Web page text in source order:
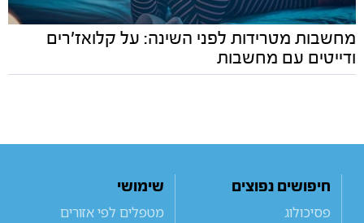
מחשבות מטרידות לפני השינה: על קלואז'רים
ודייטים עם מחשבות
חיפושים נפוצים
פסיכולוג
שימושי
מטפלים לפי אזורים